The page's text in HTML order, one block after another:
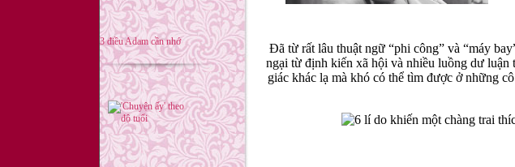
3 điều Adam cần nhớ
Đã từ rất lâu thuật ngữ “phi công” và “máy
ngại từ định kiến xã hội và nhiều luồng dư luận
giác khác lạ mà khó có thể tìm được ở những